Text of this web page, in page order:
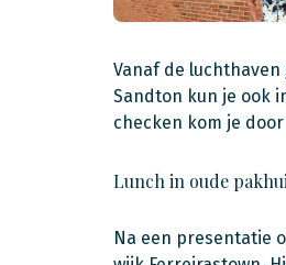
Vanaf de
Sandton kun je ook
checken kom je
Lunch in oude
Na een presentatie